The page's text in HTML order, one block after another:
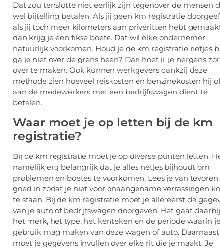
Dat zou tenslotte niet eerlijk zijn tegenover de mensen
wel bijtelling betalen. Als jij geen km registratie
als jij toch meer kilometers aan privéritten hebt
dan krijg je een fikse boete. Dat wil elke ondernemer
natuurlijk voorkomen. Houd je de km registratie netjes
ga je niet over de grens heen? Dan hoef jij je nergens
over te maken. Ook kunnen werkgevers dankzij deze
methode zien hoeveel reiskosten en benzinekosten hij
aan de medewerkers met een bedrijfswagen dient te
betalen.
Waar moet je op letten bij de km
registratie?
Bij de km registratie moet je op diverse punten letten.
namelijk erg belangrijk dat je alles netjes bijhoudt om
problemen en boetes te voorkomen. Lees je van tevoren
goed in zodat je niet voor onaangename verrassingen
te staan. Bij de km registratie moet je allereerst de
van je auto of bedrijfswagen doorgeven. Het gaat
het merk, het type, het kenteken en de periode waarin je
gebruik mag maken van deze wagen of auto. Daarnaast
moet je gegevens invullen over elke rit die je maakt. Je